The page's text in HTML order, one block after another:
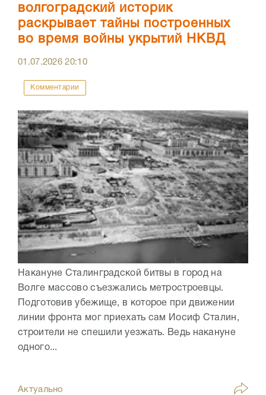
волгоградский историк
раскрывает тайны построенных
во время войны укрытий НКВД
01.07.202620:10
Комментарии
Накануне Сталинградской битвы в город на
Волге массово съезжались метростроевцы.
Подготовив убежище, в которое при движении
линии фронта мог приехать сам Иосиф Сталин,
строители не спешили уезжать. Ведь накануне
одного...
Актуально